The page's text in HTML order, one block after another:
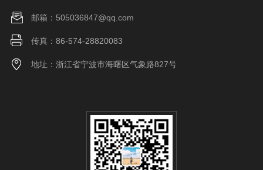
邮箱：505036847@qq.com
传真：86-574-28820083
地址：浙江省宁波市海曙区气象路827号